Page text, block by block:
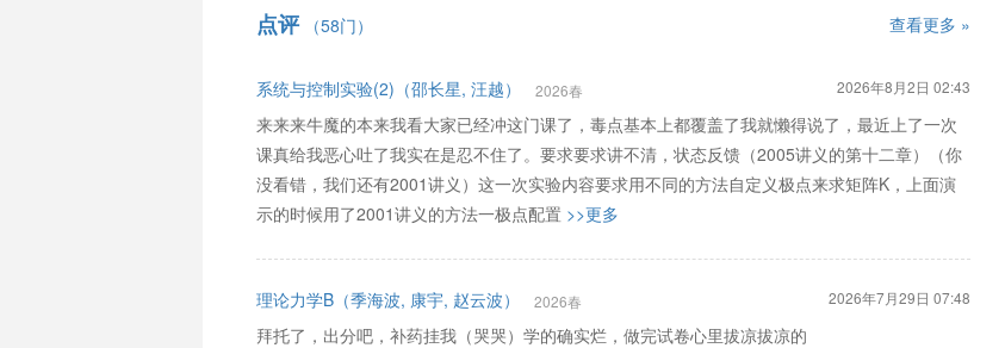
点评（58门） 查看更多 »
系统与控制实验(2)（邵长星, 汪越） 2026春 2026年8月2日 02:43
来来来牛魔的本来我看大家已经冲这门课了，毒点基本上都覆盖了我就懒得说了，最近上了一次
课真给我恶心吐了我实在是忍不住了。要求要求讲不清，状态反馈（2005讲义的第十二章）（你
没看错，我们还有2001讲义）这一次实验内容要求用不同的方法自定义极点来求矩阵K，上面演
示的时候用了2001讲义的方法一极点配置 >>更多
理论力学B（季海波, 康宇, 赵云波） 2026春 2026年7月29日 07:48
拜托了，出分吧，补药挂我（哭哭）学的确实烂，做完试卷心里拔凉拔凉的